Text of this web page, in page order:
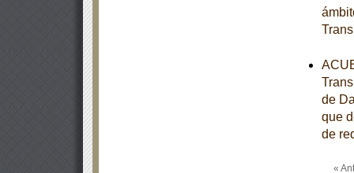
de
que
de
«